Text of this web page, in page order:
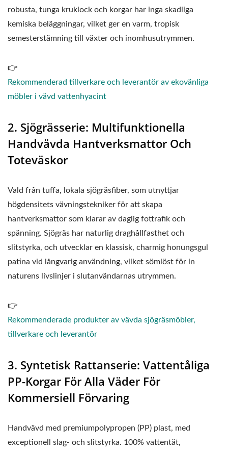
robusta, tunga kruklock och korgar har inga skadliga
kemiska beläggningar, vilket ger en varm, tropisk
semesterstämning till växter och inomhusutrymmen.
👉
Rekommenderad tillverkare och leverantör av ekovänliga
möbler i vävd vattenhyacint
2. Sjögrässerie: Multifunktionella
Handvävda Hantverksmattor Och
Toteväskor
Vald från tuffa, lokala sjögräsfiber, som utnyttjar
högdensitets vävningstekniker för att skapa
hantverksmattor som klarar av daglig fottrafik och
spänning. Sjögräs har naturlig draghållfasthet och
slitstyrka, och utvecklar en klassisk, charmig honungsgul
patina vid långvarig användning, vilket sömlöst för in
naturens livslinjer i slutanvändarnas utrymmen.
👉
Rekommenderade produkter av vävda sjögräsmöbler,
tillverkare och leverantör
3. Syntetisk Rattanserie: Vattentåliga
PP-Korgar För Alla Väder För
Kommersiell Förvaring
Handvävd med premiumpolypropen (PP) plast, med
exceptionell slag- och slitstyrka. 100% vattentät,